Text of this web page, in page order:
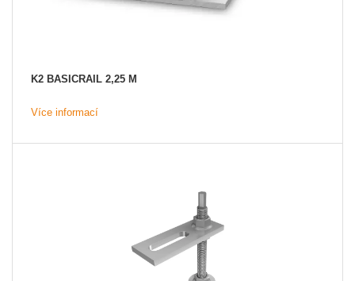
K2 BASICRAIL 2,25 M
Více informací